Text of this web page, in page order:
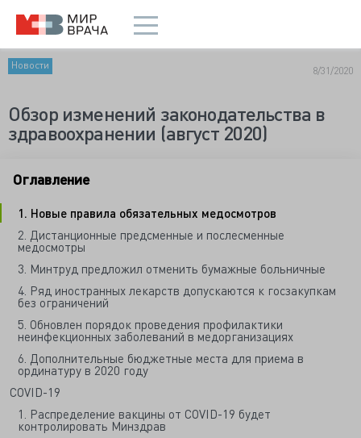
Новости 8/31/2020
Обзор изменений законодательства в
здравоохранении (август 2020)
Оглавление
1. Новые правила обязательных медосмотров
2. Дистанционные предсменные и послесменные
медосмотры
3. Минтруд предложил отменить бумажные больничные
4. Ряд иностранных лекарств допускаются к госзакупкам
без ограничений
5. Обновлен порядок проведения профилактики
неинфекционных заболеваний в медорганизациях
6. Дополнительные бюджетные места для приема в
ординатуру в 2020 году
COVID-19
1. Распределение вакцины от COVID-19 будет
контролировать Минздрав